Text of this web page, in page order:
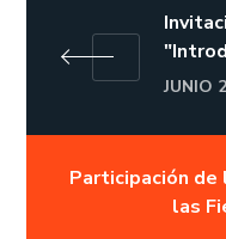
JUNIO
Participación de
las